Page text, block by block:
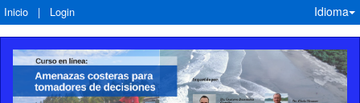
Inicio | Login Idioma